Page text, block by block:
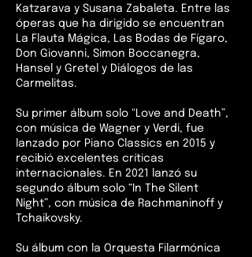
Katzarava y Susana Zabaleta. Entre las
óperas que ha dirigido se encuentran
La Flauta Mágica, Las Bodas de Fígaro,
Don Giovanni, Simon Boccanegra,
Hansel y Gretel y Diálogos de las
Carmelitas.
Su primer álbum solo "Love and Death”,
con música de Wagner y Verdi, fue
lanzado por Piano Classics en 2015 y
recibió excelentes críticas
internacionales. En 2021 lanzó su
segundo álbum solo “In The Silent
Night”, con música de Rachmaninoff y
Tchaikovsky.
Su álbum con la Orquesta Filarmónica